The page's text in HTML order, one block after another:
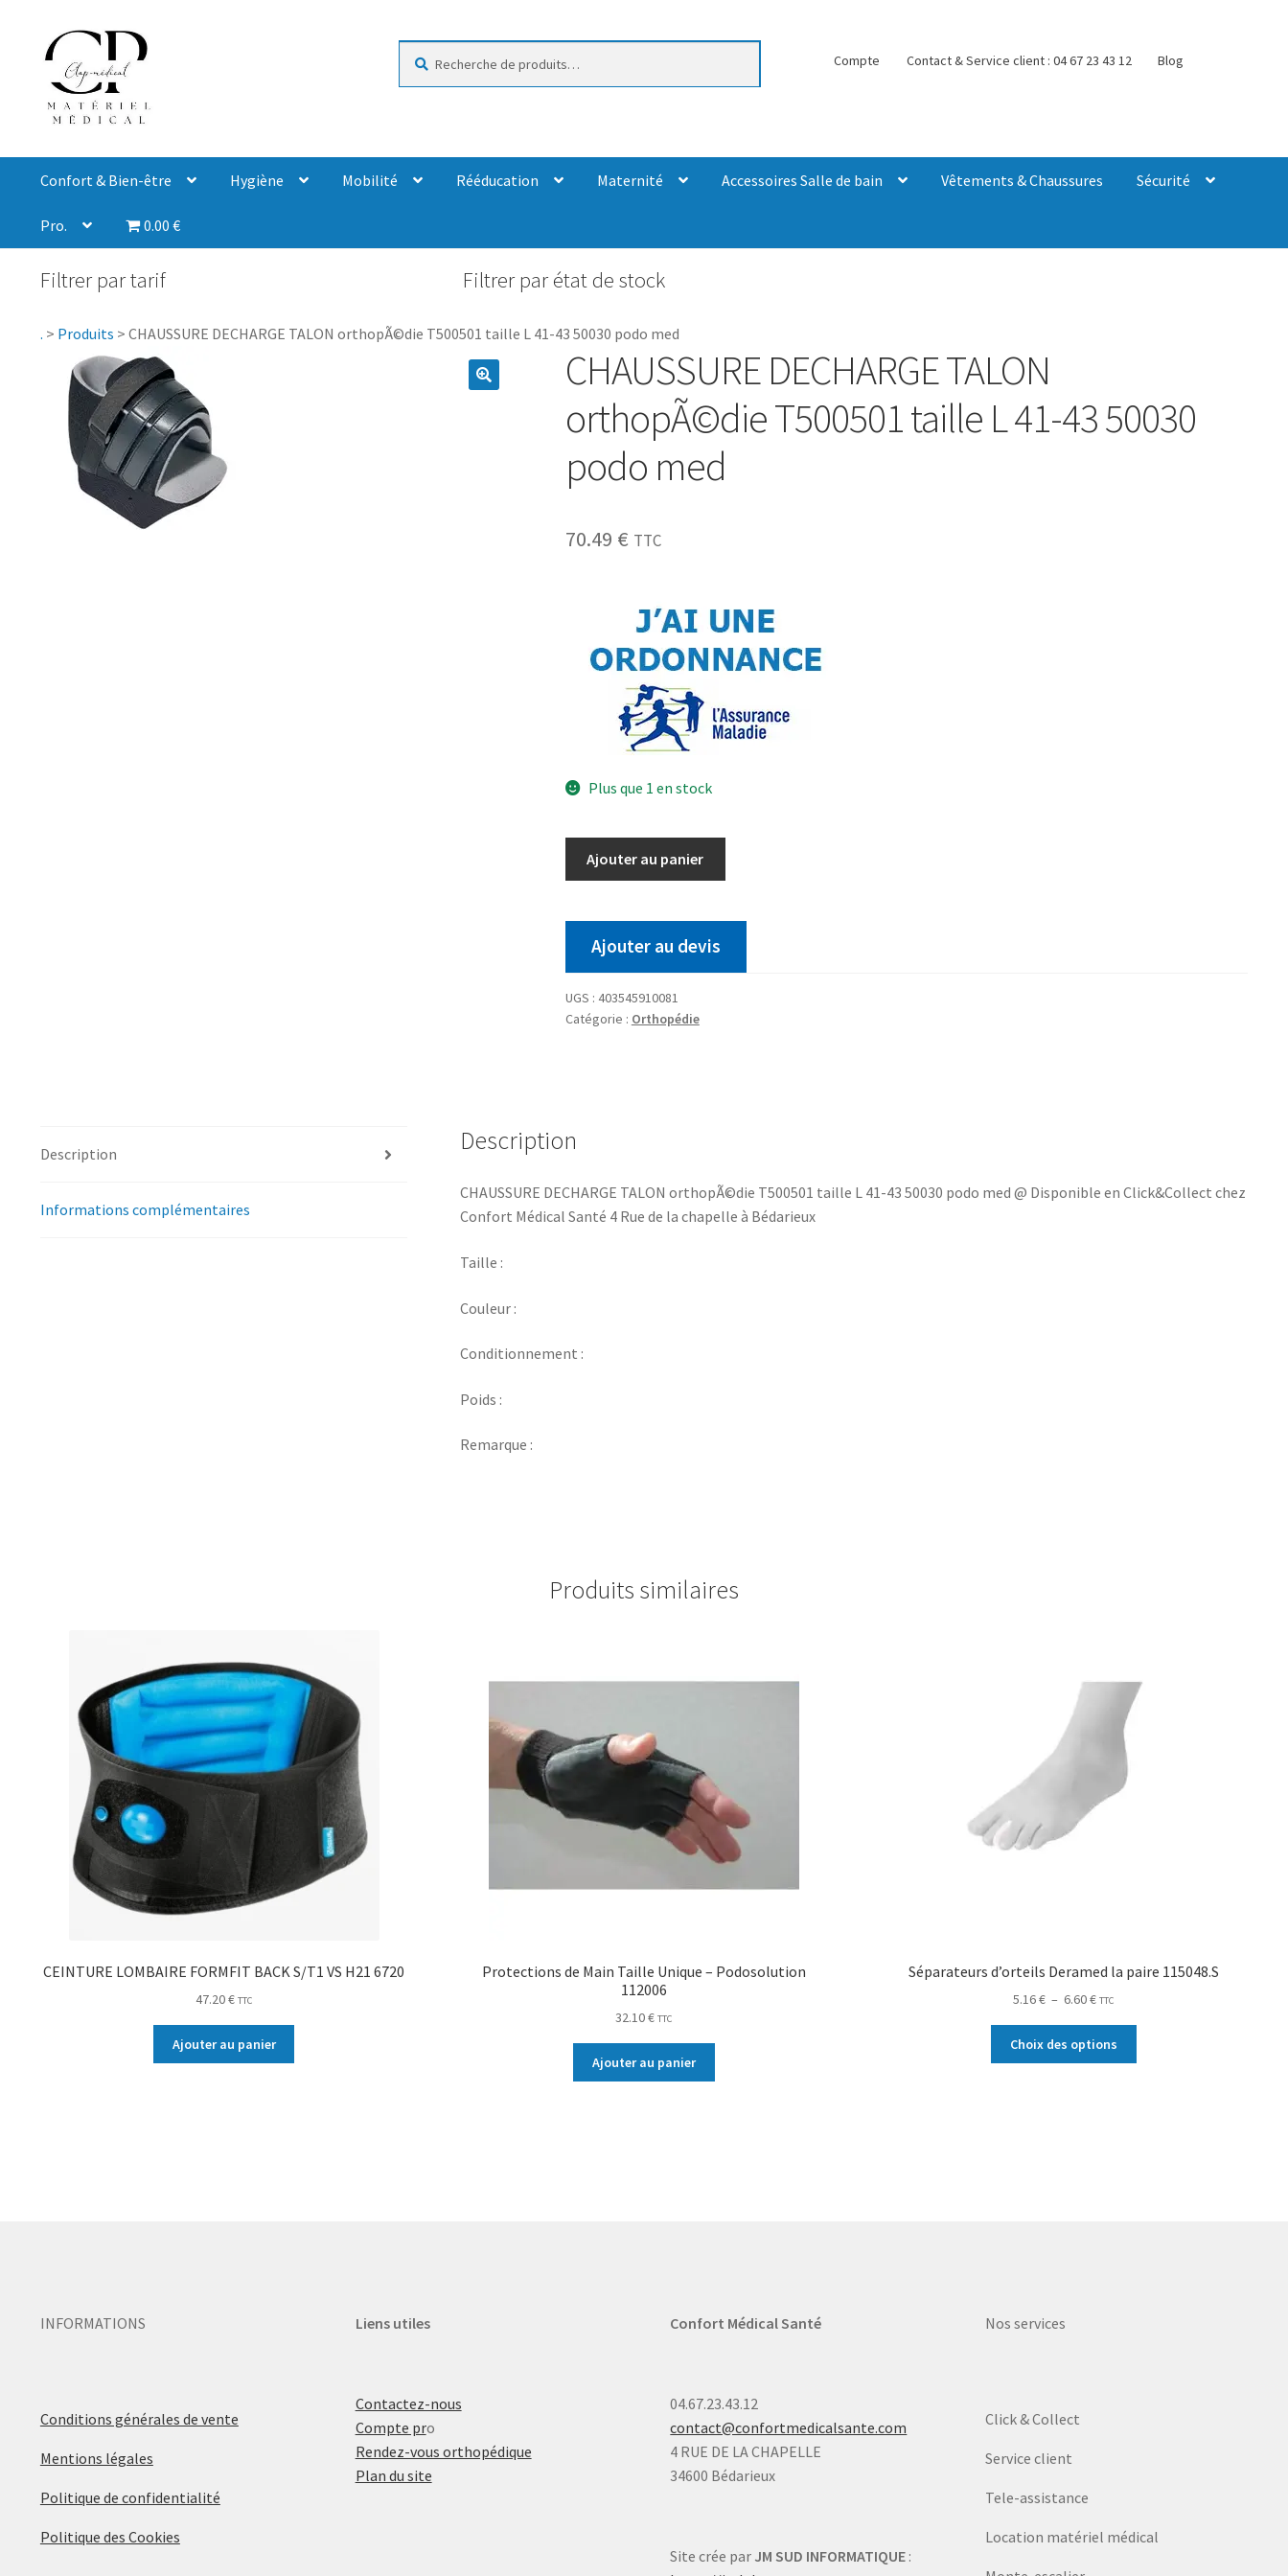
Compte Contact & Service client : 04 67 23 43 12 Blog
Confort & Bien-être Hygiène Mobilité Rééducation Maternité Accessoires Salle de bain Vêtements & Chaussures Sécurité
Pro. 0.00 €
Filtrer par tarif Filtrer par état de stock
. > Produits > CHAUSSURE DECHARGE TALON orthopÃ©die T500501 taille L 41-43 50030 podo med
CHAUSSURE DECHARGE TALON
orthopÃ©die T500501 taille L 41-43 50030
podo med
70.49 € TTC
Plus que 1 en stock
Ajouter au panier
Ajouter au devis
UGS : 403545910081
Catégorie : Orthopédie
Description
Informations complémentaires
Description
CHAUSSURE DECHARGE TALON orthopÃ©die T500501 taille L 41-43 50030 podo med @ Disponible en Click&Collect chez
Confort Médical Santé 4 Rue de la chapelle à Bédarieux
Taille :
Couleur :
Conditionnement :
Poids :
Remarque :
Produits similaires
CEINTURE LOMBAIRE FORMFIT BACK S/T1 VS H21 6720
47.20€ TTC
Ajouter au panier
Protections de Main Taille Unique – Podosolution
112006
32.10€ TTC
Ajouter au panier
Séparateurs d’orteils Deramed la paire 115048.S
5.16€ – 6.60€ TTC
Choix des options
INFORMATIONS
Conditions générales de vente
Mentions légales
Politique de confidentialité
Politique des Cookies
Liens utiles
Contactez-nous
Compte pro
Rendez-vous orthopédique
Plan du site
Confort Médical Santé
04.67.23.43.12
contact@confortmedicalsante.com
4 RUE DE LA CHAPELLE
34600 Bédarieux
Site crée par JM SUD INFORMATIQUE :
Nos services
Click & Collect
Service client
Tele-assistance
Location matériel médical